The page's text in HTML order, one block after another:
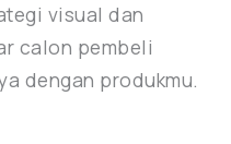
visual dan
calon pembeli
dengan produkmu.